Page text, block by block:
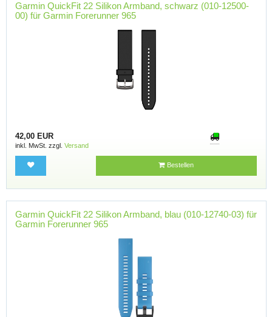
Garmin QuickFit 22 Silikon Armband, schwarz (010-12500-
00) für Garmin Forerunner 965
42,00 EUR
inkl. MwSt. zzgl. Versand
Bestellen
Garmin QuickFit 22 Silikon Armband, blau (010-12740-03) für
Garmin Forerunner 965